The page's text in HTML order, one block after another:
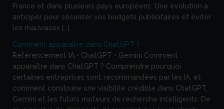
France et dans plusieurs pays européens. Une évolution à
anticiper pour sécuriser vos budgets publicitaires et éviter
les mauvaises […]
Comment apparaître dans ChatGPT ?
Référencement IA • ChatGPT • Gemini Comment
apparaître dans ChatGPT ? Comprendre pourquoi
certaines entreprises sont recommandées par les IA, et
comment construire une visibilité crédible dans ChatGPT,
Gemini et les futurs moteurs de recherche intelligents. De